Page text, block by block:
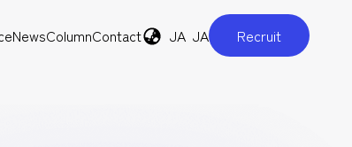
NewsColumnContact JA JA Recruit